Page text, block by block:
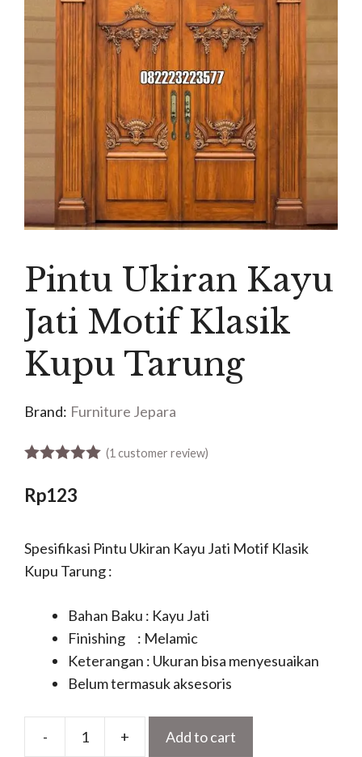
Pintu Ukiran Kayu
Jati Motif Klasik
Kupu Tarung
Brand: Furniture Jepara
(1 customer review)
Rp123
Spesifikasi Pintu Ukiran Kayu Jati Motif Klasik
Kupu Tarung :
Bahan Baku : Kayu Jati
Finishing : Melamic
Keterangan : Ukuran bisa menyesuaikan
Belum termasuk aksesoris
-
Pintu
+ Add to cart